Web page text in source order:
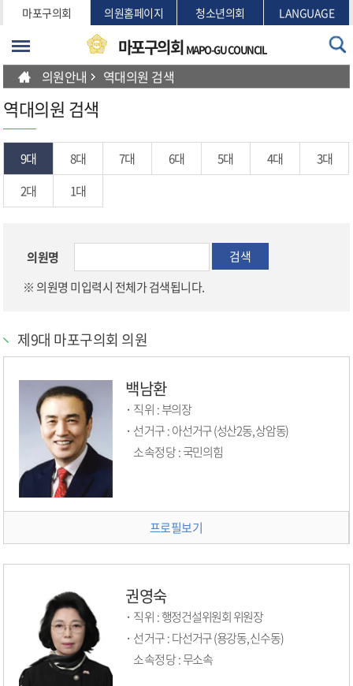
본문바로가기
마포구의회 의원홈페이지 청소년의회 LANGUAGE
마포구의회 MAPO-GU COUNCIL
의원안내 역대의원 검색
역대의원 검색
9대 8대 7대 6대 5대 4대
3대
2대
1대
의원명
검색
※ 의원명 미입력시 전체가 검색됩니다.
제9대 마포구의회 의원
백남환
직위 :부의장
선거구 :
아선거구 (성산2동, 상암동)
소속정당 :국민의힘
프로필보기
권영숙
직위 :행정건설위원회 위원장
선거구 :
다선거구 (용강동, 신수동)
소속정당 :무소속